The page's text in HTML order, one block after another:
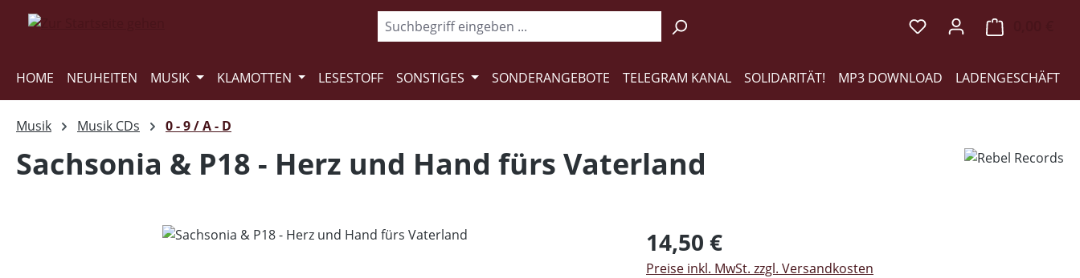
Hauptinhalt springen
Zur Suche springen
Zur Hauptnavigation springen
HOME NEUHEITEN MUSIK KLAMOTTEN LESESTOFF SONSTIGES SONDERANGEBOTE TELEGRAM KANAL SOLIDARITÄT! MP3 DOWNLOAD LADENGESCHÄFT
Musik Musik CDs 0 - 9 / A - D
Sachsonia & P18 - Herz und Hand fürs Vaterland
Regulärer Preis:
14,50 €
Preise inkl. MwSt. zzgl. Versandkosten